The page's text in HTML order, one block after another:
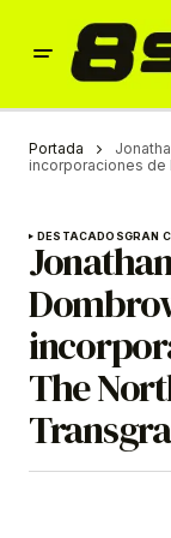
Portada
incorporaciones de
DESTACADOSGRAN
The